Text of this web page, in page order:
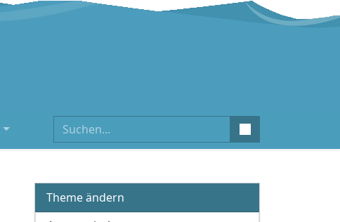
Suchen
Theme ändern